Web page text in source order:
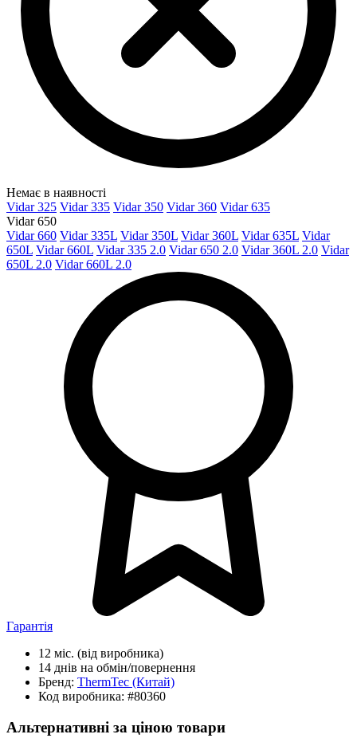
Немає в наявності
Vidar 325 Vidar 335 Vidar 350 Vidar 360 Vidar 635
Vidar 650
Vidar 660 Vidar 335L Vidar 350L Vidar 360L Vidar 635L Vidar
650L Vidar 660L Vidar 335 2.0 Vidar 650 2.0 Vidar 360L 2.0 Vidar
650L 2.0 Vidar 660L 2.0
Гарантія
12 міс. (від виробника)
14 днів на обмін/повернення
Бренд: ThermTec (Китай)
Код виробника: #80360
Альтернативні за ціною товари